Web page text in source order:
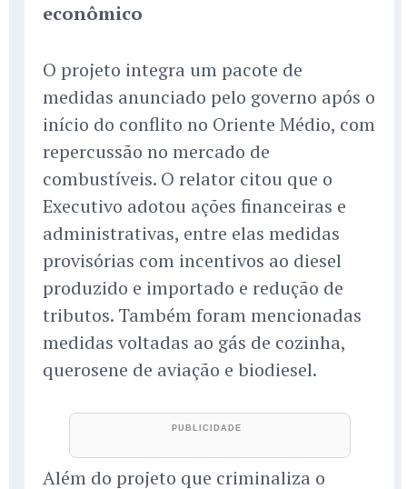
econômico
O projeto integra um pacote de
medidas anunciado pelo governo após o
início do conflito no Oriente Médio, com
repercussão no mercado de
combustíveis. O relator citou que o
Executivo adotou ações financeiras e
administrativas, entre elas medidas
provisórias com incentivos ao diesel
produzido e importado e redução de
tributos. Também foram mencionadas
medidas voltadas ao gás de cozinha,
querosene de aviação e biodiesel.
Além do projeto que criminaliza o